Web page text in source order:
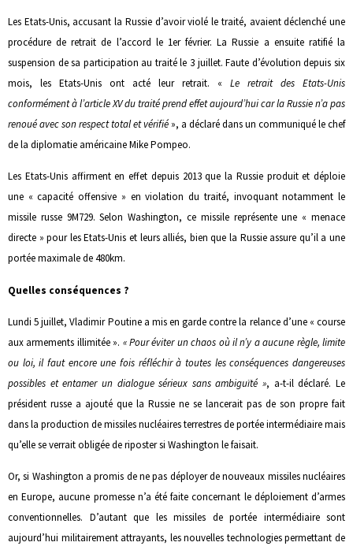
Les Etats-Unis, accusant la Russie d’avoir violé le traité, avaient déclenché une
procédure de retrait de l’accord le 1er février. La Russie a ensuite ratifié la
suspension de sa participation au traité le 3 juillet. Faute d’évolution depuis six
mois, les Etats-Unis ont acté leur retrait. « Le retrait des Etats-Unis
conformément à l’article XV du traité prend effet aujourd’hui car la Russie n’a pas
renoué avec son respect total et vérifié », a déclaré dans un communiqué le chef
de la diplomatie américaine Mike Pompeo.
Les Etats-Unis affirment en effet depuis 2013 que la Russie produit et déploie
une « capacité offensive » en violation du traité, invoquant notamment le
missile russe 9M729. Selon Washington, ce missile représente une « menace
directe » pour les Etats-Unis et leurs alliés, bien que la Russie assure qu’il a une
portée maximale de 480km.
Quelles conséquences ?
Lundi 5 juillet, Vladimir Poutine a mis en garde contre la relance d’une « course
aux armements illimitée ». « Pour éviter un chaos où il n’y a aucune règle, limite
ou loi, il faut encore une fois réfléchir à toutes les conséquences dangereuses
possibles et entamer un dialogue sérieux sans ambiguïté », a-t-il déclaré. Le
président russe a ajouté que la Russie ne se lancerait pas de son propre fait
dans la production de missiles nucléaires terrestres de portée intermédiaire mais
qu’elle se verrait obligée de riposter si Washington le faisait.
Or, si Washington a promis de ne pas déployer de nouveaux missiles nucléaires
en Europe, aucune promesse n’a été faite concernant le déploiement d’armes
conventionnelles. D’autant que les missiles de portée intermédiaire sont
aujourd’hui militairement attrayants, les nouvelles technologies permettant de